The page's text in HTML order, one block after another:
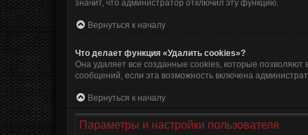
значит, что администратор отключил эту функцию.
Вернуться к началу
Что делает функция «Удалить cookies»?
Она удаляет все созданные cookies, которые позволяют
сообщений, если эта возможность включена
Вернуться к началу
Параметры и настройки пользователя